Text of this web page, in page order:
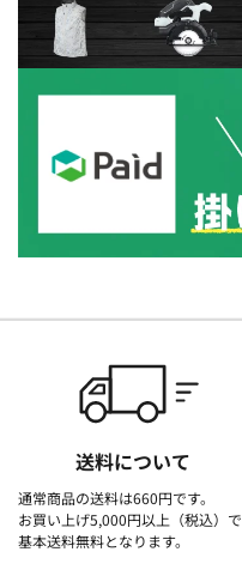
送料について
通常商品の送料は660円です。
お買い上げ5,000円以上（税込）で
基本送料無料となります。